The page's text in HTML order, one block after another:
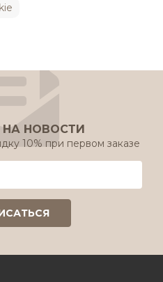
НОВОСТИ
10% при первом заказе